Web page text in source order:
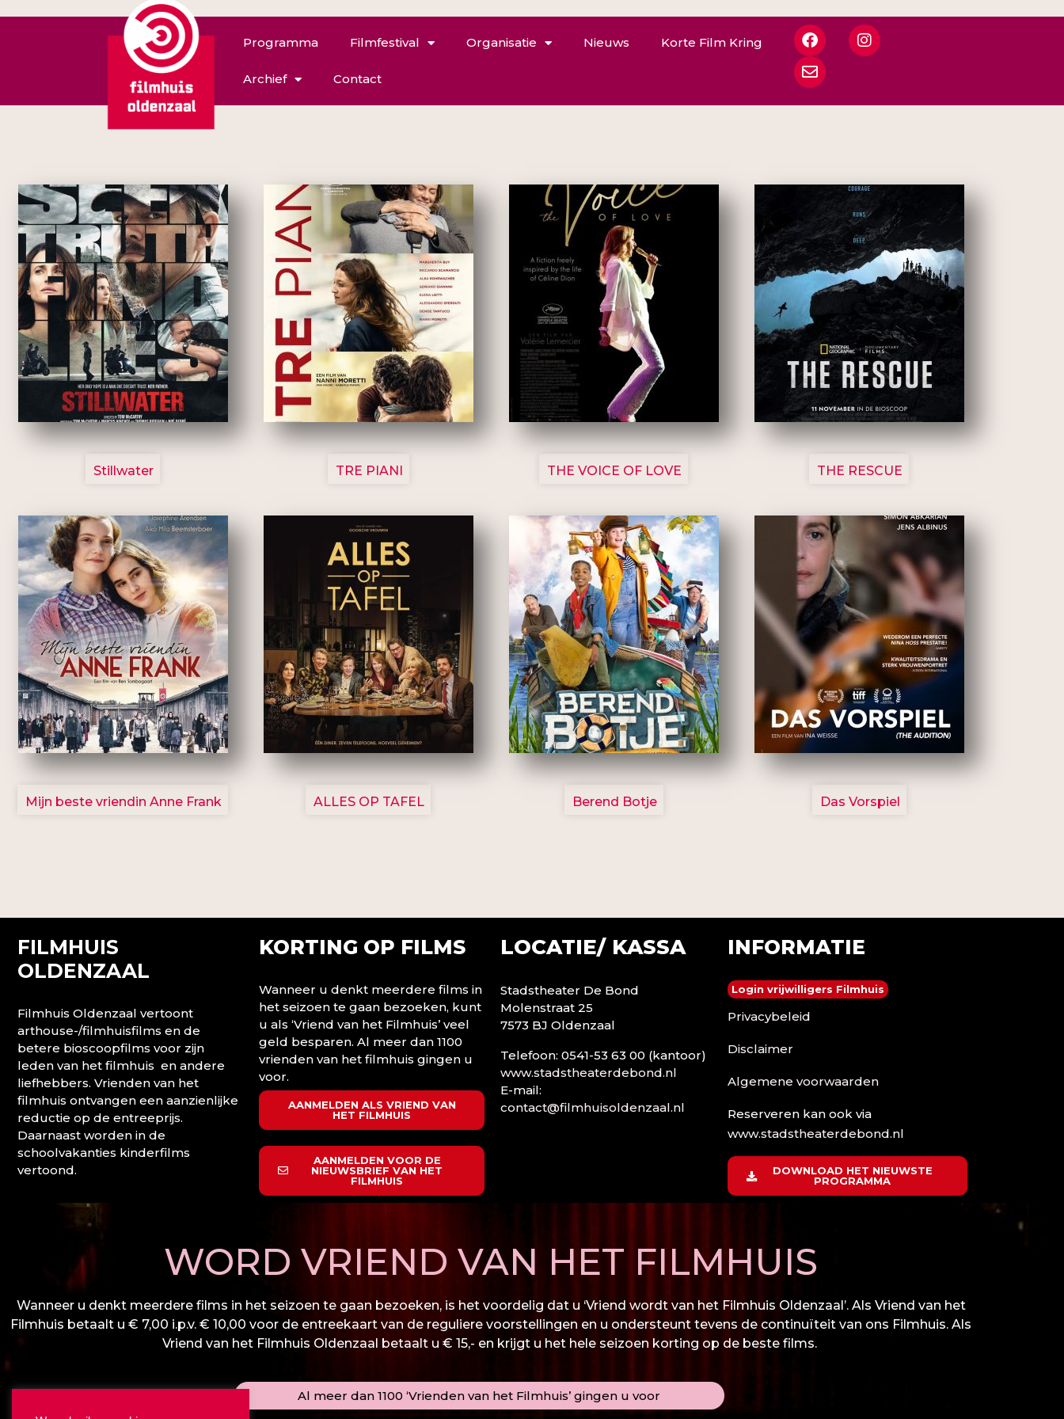
Programma Filmfestival Organisatie Nieuws Korte Film Kring
Archief Contact
3123
Stillwater
3129
TRE PIANI
3135
THE VOICE OF LOVE
3148
THE RESCUE
2757
Mijn beste vriendin Anne Frank
3154
ALLES OP TAFEL
2799
Berend Botje
2777
Das Vorspiel
FILMHUIS
OLDENZAAL
Filmhuis Oldenzaal vertoont
arthouse-/filmhuisfilms en de
betere bioscoopfilms voor zijn
leden van het filmhuis en andere
liefhebbers. Vrienden van het
filmhuis ontvangen een aanzienlijke
reductie op de entreeprijs.
Daarnaast worden in de
schoolvakanties kinderfilms
vertoond.
KORTING OP FILMS
Wanneer u denkt meerdere films in
het seizoen te gaan bezoeken, kunt
u als ‘Vriend van het Filmhuis’ veel
geld besparen. Al meer dan 1100
vrienden van het filmhuis gingen u
voor.
AANMELDEN ALS VRIEND VAN
HET FILMHUIS
AANMELDEN VOOR DE
NIEUWSBRIEF VAN HET
FILMHUIS
WORD VRIEND VAN HET FILMHUIS
Wanneer u denkt meerdere films in het seizoen te gaan bezoeken, is het voordelig dat u ‘Vriend wordt van het Filmhuis Oldenzaal’. Als Vriend van het
Filmhuis betaalt u € 7,00 i.p.v. € 10,00 voor de entreekaart van de reguliere voorstellingen en u ondersteunt tevens de continuïteit van ons Filmhuis. Als
Vriend van het Filmhuis Oldenzaal betaalt u € 15,- en krijgt u het hele seizoen korting op de beste films.
Al meer dan 1100 ‘Vrienden van het Filmhuis’ gingen u voor
LOCATIE/ KASSA
Stadstheater De Bond
Molenstraat 25
7573 BJ Oldenzaal
Telefoon: 0541-53 63 00 (kantoor)
www.stadstheaterdebond.nl
E-mail:
contact@filmhuisoldenzaal.nl
INFORMATIE
Login vrijwilligers Filmhuis
Privacybeleid
Disclaimer
Algemene voorwaarden
Reserveren kan ook via
www.stadstheaterdebond.nl
DOWNLOAD HET NIEUWSTE
PROGRAMMA